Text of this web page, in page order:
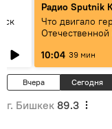
Радио Sputnik
Что двигало
Тулебердиева
10:04 39 мин
Вчера Сегодня
г. Бишкек 89.3